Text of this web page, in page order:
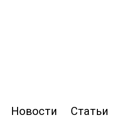
Новости Статьи